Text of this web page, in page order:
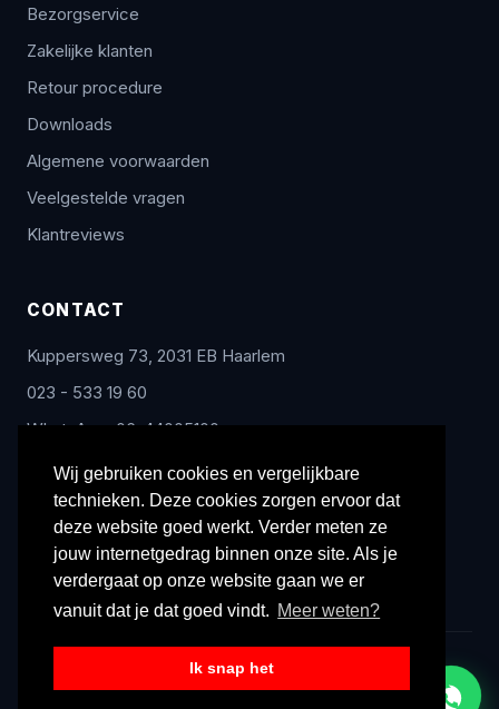
Wij gebruiken cookies en vergelijkbare
technieken. Deze cookies zorgen ervoor dat
deze website goed werkt. Verder meten ze
jouw internetgedrag binnen onze site. Als je
verdergaat op onze website gaan we er
vanuit dat je dat goed vindt. Meer weten?
Ik snap het
Bezorgservice
Zakelijke klanten
Retour procedure
Downloads
Algemene voorwaarden
Veelgestelde vragen
Klantreviews
CONTACT
Kuppersweg 73, 2031 EB Haarlem
023 - 533 19 60
WhatsApp: 06-44005100
info@radex-benelux.nl
Ma – Vrij: 9:00 – 17:00
© 2026 Radex Benelux. Alle rechten voorbehouden.
Privacyverklaring